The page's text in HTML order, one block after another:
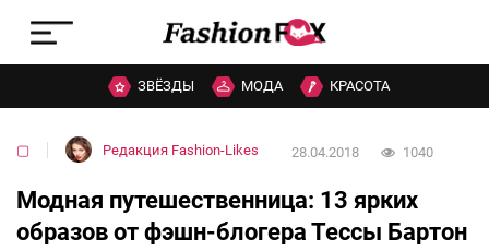
ЗВЁЗДЫ МОДА КРАСОТА
▢ Редакция Fashion-Likes 28.04.2018 1040
Модная путешественница: 13 ярких
образов от фэшн-блогера Тессы Бартон